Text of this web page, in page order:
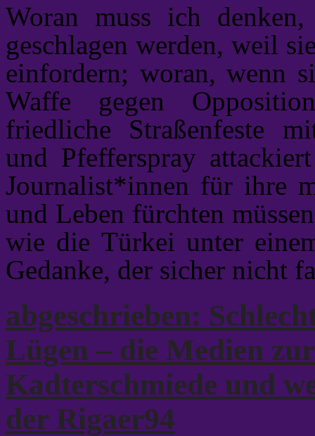
Woran muss ich
geschlagen werden, weil
einfordern; woran, wenn
Waffe gegen
friedliche Straßenfeste
und Pfefferspray
Journalist*innen für ihre
und Leben fürchten
wie die Türkei unter
Gedanke, der sicher nicht
abgeschrieben:
Lügen – die Medien
Kadterschmiede und
der Rigaer94